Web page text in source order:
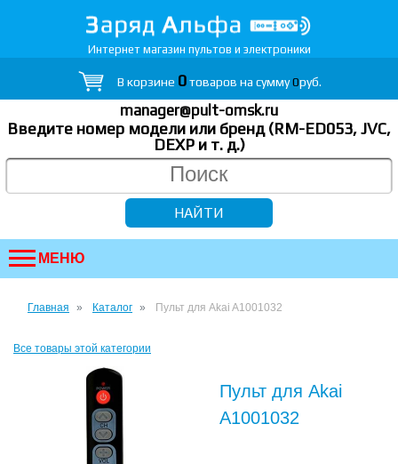
Интернет магазин пультов и электроники
В корзине 0товаров на сумму0руб.
manager@pult-omsk.ru
Введите номер модели или бренд (RM-ED053, JVC,
DEXP и т. д.)
МЕНЮ
Главная Каталог Пульт для Akai A1001032
Все товары этой категории
Пульт для Akai
A1001032